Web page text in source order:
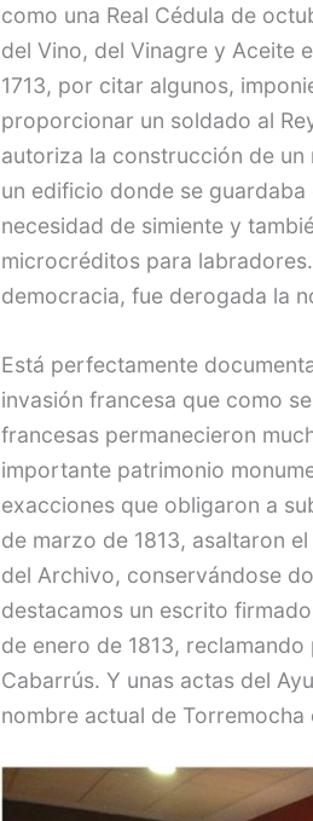
como una Real Cédula de
del Vino, del Vinagre y Aceite
1713, por citar algunos,
proporcionar un soldado al
autoriza la construcción de
un edificio donde se
necesidad de simiente y
microcréditos para
democracia, fue derogada la
Está perfectamente
invasión francesa que como
francesas permanecieron
importante patrimonio
exacciones que obligaron a
de marzo de 1813, asaltaron
del Archivo, conservándose
destacamos un escrito
de enero de 1813,
Cabarrús. Y unas actas del
nombre actual de Torremocha